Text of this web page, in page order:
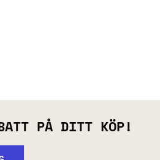
PÅ DITT KÖP!